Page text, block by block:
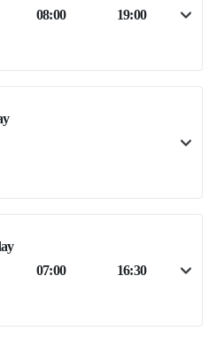
08:00 19:00
07:00 16:30